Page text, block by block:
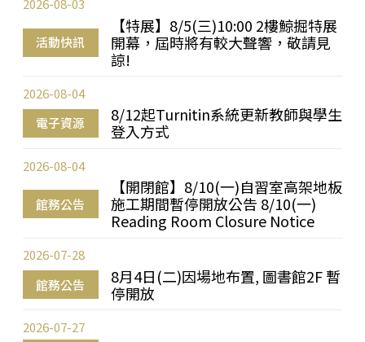
活動快訊
【特展】8/5(三)10:00 2樓鯨掘特展
開幕，屆時將有較大聲響，敬請見
諒!
2026-08-03
電子資源
8/12起Turnitin系統更新教師與學生
登入方式
2026-08-04
館務公告
【開閉館】8/10(一)自習室高架地板
施工期間暫停開放公告 8/10(一)
Reading Room Closure Notice
2026-08-04
館務公告
8月4日(二)因場地布置, 圖書館2F 暫
停開放
2026-07-28
2026-07-27